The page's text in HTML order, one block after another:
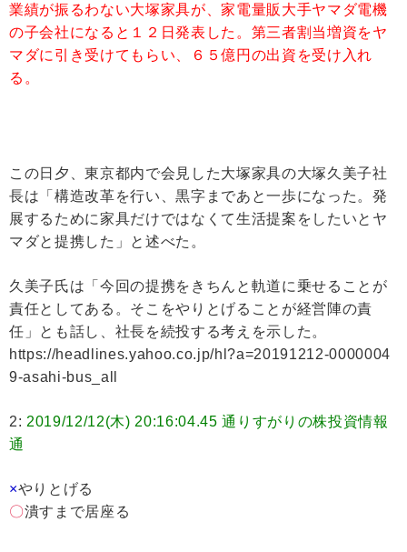
業績が振るわない大塚家具が、家電量販大手ヤマダ電機
の子会社になると１２日発表した。第三者割当増資をヤ
マダに引き受けてもらい、６５億円の出資を受け入れ
る。
この日夕、東京都内で会見した大塚家具の大塚久美子社
長は「構造改革を行い、黒字まであと一歩になった。発
展するために家具だけではなくて生活提案をしたいとヤ
マダと提携した」と述べた。
久美子氏は「今回の提携をきちんと軌道に乗せることが
責任としてある。そこをやりとげることが経営陣の責
任」とも話し、社長を続投する考えを示した。
https://headlines.yahoo.co.jp/hl?a=20191212-0000004
9-asahi-bus_all
2: 2019/12/12(木) 20:16:04.45 通りすがりの株投資情報
通
×やりとげる
〇潰すまで居座る